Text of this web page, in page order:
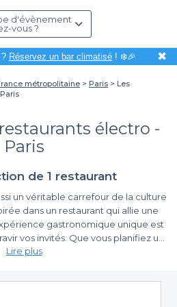
d'évènement
vous ?
Réservez un bar climatisé! ❄️🎉 ✖
métropolitaine Paris
Les
électro -
Paris
de 1 restaurant
un véritable carrefour de la culture
dans un restaurant qui allie une
gastronomique unique est
vos invités. Que vous planifiez un
ou une soirée entre amis, les
exceptionnel.
avec Privateaser
jamais été aussi simple grâce à
Lire plus